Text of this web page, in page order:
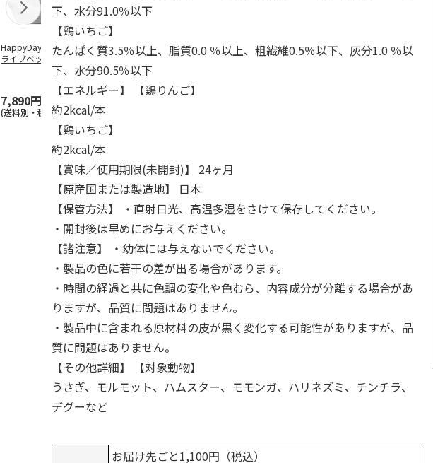
HappyDays 2wayド
ライブベッド グレ
7,890円
(送料別・税込)
獣医師開発 ニオイ
をとる砂専用 猫ト
イレ ナチュラルグ
1,550円
(送料別・税込)
デオトイレ 飛び散
らない消臭・抗菌サ
1,320円
無添加良品 カムカ
ムデンタルコーン
銀のスプーン パウ
チ 健康に育つ子ね
下、水分91.0％以下
【鶏いちご】
たんぱく質3.5％以上、脂質0.0 ％以上、粗繊維0.5％以下、灰分1.0 ％以
下、水分90.5％以下
【エネルギー】 【鶏りんご】
約2kcal/本
【鶏いちご】
約2kcal/本
【賞味／使用期限(未開封)】 24ヶ月
【原産国または製造地】 日本
【保管方法】 ・直射日光、高温多湿をさけて保存してください。
・開封後は早めにお与えください。
【諸注意】 ・幼体には与えないでください。
・製品の色に若干の差が出る場合があります。
・時間の経過と共に色調の変化や色むら、内容成分が分離する場合があ
りますが、品質に問題はありません。
・製品中に含まれる原材料の皮が黒く変化する可能性がありますが、品
質に問題はありません。
【その他詳細】 【対象動物】
うさぎ、モルモット、ハムスター、モモンガ、ハリネズミ、チンチラ、
デグーなど
お届け先ごと1,100円（税込）